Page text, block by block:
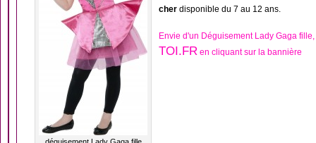
cher disponible du 7 au 12 ans.
Envie d'un Déguisement Lady Gaga
TOI.FR en cliquant sur la bannière